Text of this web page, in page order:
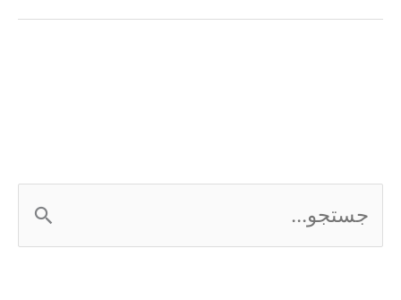
Lonely
برونئی
2016
س